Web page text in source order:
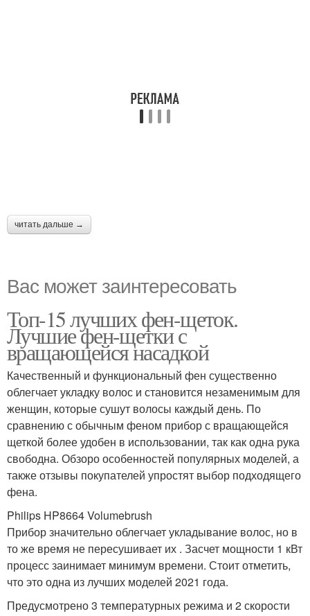
читать дальше →
Вас может заинтересовать
Топ-15 лучших фен-щеток.
Лучшие фен-щетки с
вращающейся насадкой
Качественный и функциональный фен существенно
облегчает укладку волос и становится незаменимым для
женщин, которые сушут волосы каждый день. По
сравнению с обычным феном прибор с вращающейся
щеткой более удобен в использовании, так как одна рука
свободна. Обзоро особенностей популярных моделей, а
также отзывы покупателей упростят выбор подходящего
фена.
Philips HP8664 Volumebrush
Прибор значительно облегчает укладывание волос, но в
то же время не пересушивает их . Засчет мощности 1 кВт
процесс заинимает минимум времени. Стоит отметить,
что это одна из лучших моделей 2021 года.
Предусмотрено 3 температурных режима и 2 скорости